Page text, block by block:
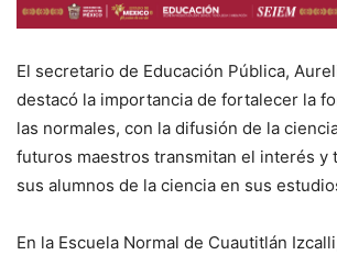
El secretario de Educación Pública,
destacó la importancia de fortalecer la
las normales, con la difusión de la
futuros maestros transmitan el interés y
sus alumnos de la ciencia en sus
En la Escuela Normal de Cuautitlán